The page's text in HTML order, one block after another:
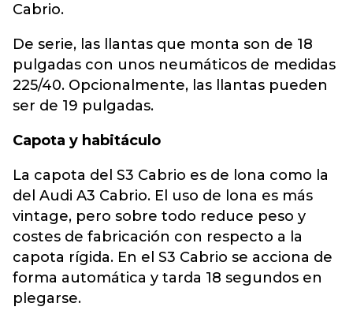
Cabrio.
De serie, las llantas que monta son de 18
pulgadas con unos neumáticos de medidas
225/40. Opcionalmente, las llantas pueden
ser de 19 pulgadas.
Capota y habitáculo
La capota del S3 Cabrio es de lona como la
del Audi A3 Cabrio. El uso de lona es más
vintage, pero sobre todo reduce peso y
costes de fabricación con respecto a la
capota rígida. En el S3 Cabrio se acciona de
forma automática y tarda 18 segundos en
plegarse.